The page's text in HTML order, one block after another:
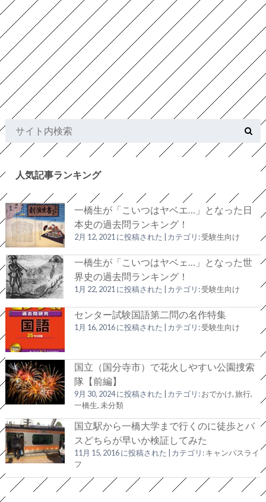
人気記事ランキング
一橋生が「こいつはヤベエ…」となった日
本史の過去問ランキング！
2月 12, 2021 に投稿された カテゴリ:受験生向け
一橋生が「こいつはヤベェ…」となった世
界史の過去問ランキング！
1月 22, 2021 に投稿された カテゴリ:受験生向け
センター試験国語第二問の名作特集
1月 16, 2016 に投稿された カテゴリ:受験生向け
国立（国分寺市）で花火しやすい公園捜索
隊【前編】
9月 30, 2024 に投稿された カテゴリ:おでかけ, 旅行,
一橋生, 未分類
国立駅から一橋大学まで行くのに徒歩とバ
スどちらが早いか検証してみた
11月 15, 2016 に投稿された カテゴリ:キャンパスライ
フ